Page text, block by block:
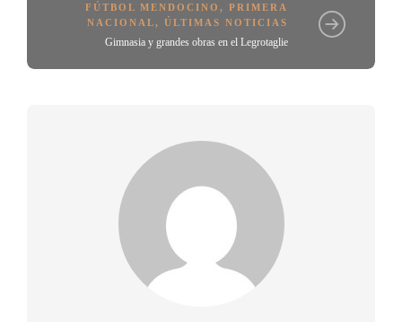
FÚTBOL MENDOCINO , PRIMERA
NACIONAL, ÚLTIMAS NOTICIAS
Gimnasia y grandes obras en el Legrotaglie